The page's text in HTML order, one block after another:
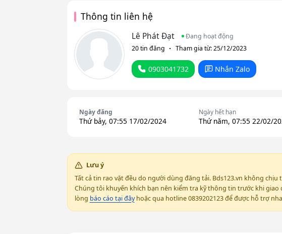
Thông tin liên hệ
Lê Phát Đạt
Đang hoạt động
20 tin đăng
Tham gia từ: 25/12/2023
0903041732 Nhắn Zalo
Ngày đăng
Thứ bảy, 07:55 17/02/2024
Ngày hết hạn
Thứ năm, 07:55 22/02/
Lưu ý
Tất cả tin rao vặt đều do người dùng đăng tải. Bds123.vn không
Chúng tôi khuyến khích bạn nên kiểm tra kỹ thông tin trước khi giao
lòng báo cáo tại đâyhoặc qua hotline 0839202123 để được hỗ trợ